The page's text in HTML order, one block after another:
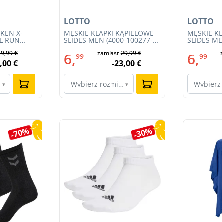
X-
RUN
€
€
▾
MĘSKIE KLAPKI KĄPIELOWE
SLIDES MEN (4000-100277-
LOTTO
6,99 zamiast29,99 €
-23,00 €
Wybierz rozmiar…
▾
MĘSKIE
SLIDES
LOTTO
6,99
-70% -30%